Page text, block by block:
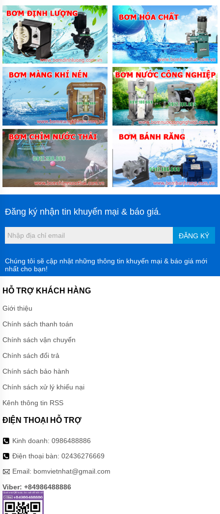
Đăng ký nhận tin khuyến mại & báo giá.
ĐĂNG KÝ
Chúng tôi sẽ cập nhật những thông tin khuyến mại & báo giá mới
nhất cho bạn!
HỖ TRỢ KHÁCH HÀNG
Giới thiệu
Chính sách thanh toán
Chính sách vận chuyển
Chính sách đổi trả
Chính sách bảo hành
Chính sách xử lý khiếu nại
Kênh thông tin RSS
ĐIỆN THOẠI HỖ TRỢ
Kinh doanh: 0986488886
Điện thoại bàn: 02436276669
Email: bomvietnhat@gmail.com
Viber: +84986488886